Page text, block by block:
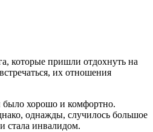
которые пришли отдохнуть на
их отношения
хорошо и комфортно.
однажды, случилось большое
стала инвалидом.